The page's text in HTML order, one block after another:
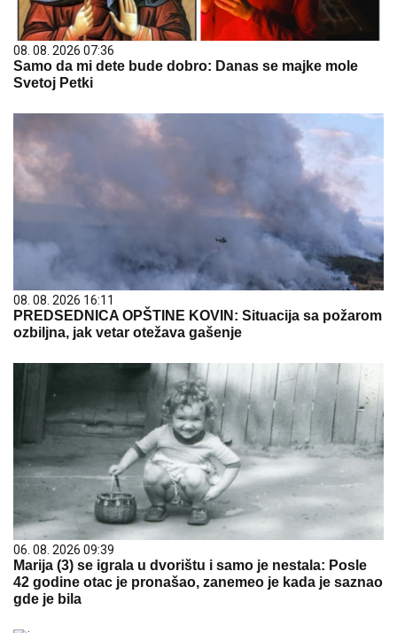
08. 08. 2026 07:36
Samo da mi dete bude dobro: Danas se majke mole
Svetoj Petki
08. 08. 2026 16:11
PREDSEDNICA OPŠTINE KOVIN: Situacija sa požarom
ozbiljna, jak vetar otežava gašenje
06. 08. 2026 09:39
Marija (3) se igrala u dvorištu i samo je nestala: Posle
42 godine otac je pronašao, zanemeo je kada je saznao
gde je bila